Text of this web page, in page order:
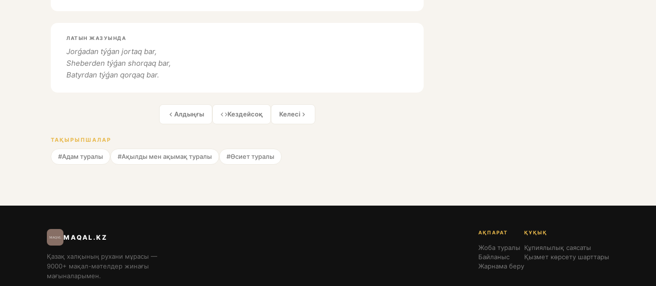
ЛАТЫН ЖАЗУЫНДА
Jorǵadan týǵan jortaq bar,
Sheberden týǵan shorqaq bar,
Batyrdan týǵan qorqaq bar.
Алдыңғы Кездейсоқ Келесі
ТАҚЫРЫПШАЛАР
#Адам туралы #Ақылды мен ақымақ туралы #Өсиет туралы
MAQAL.KZ
Қазақ халқының рухани мұрасы —
9000+ мақал-мәтелдер жинағы
мағыналарымен.
АҚПАРАТ
Жоба туралы
Байланыс
Жарнама беру
ҚҰҚЫҚ
Құпиялылық саясаты
Қызмет көрсету шарттары